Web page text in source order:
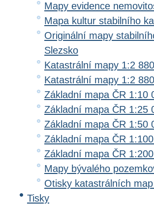
Mapy evidence
Mapa kultur stabilního
Originální mapy
Slezsko
Katastrální mapy 1:2
Katastrální mapy 1:2
Základní mapa ČR 1:10
Základní mapa ČR 1:25
Základní mapa ČR 1:50
Základní mapa ČR
Základní mapa ČR
Mapy bývalého
Otisky katastrálních
Tisky